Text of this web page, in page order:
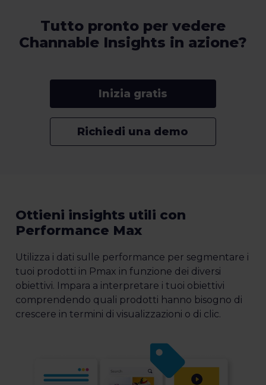
Tutto pronto per vedere
Channable Insights in azione?
Inizia gratis
Richiedi una demo
Ottieni insights utili con
Performance Max
Utilizza i dati sulle performance per segmentare i
tuoi prodotti in Pmax in funzione dei diversi
obiettivi. Impara a interpretare i tuoi obiettivi
comprendendo quali prodotti hanno bisogno di
crescere in termini di visualizzazioni o di clic.